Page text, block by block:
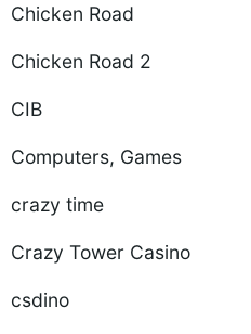
Chicken Road
Chicken Road 2
CIB
Computers, Games
crazy time
Crazy Tower Сasino
csdino